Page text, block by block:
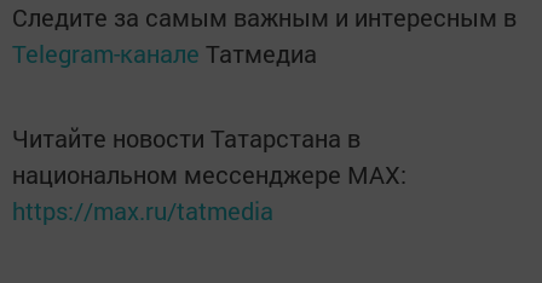
Следите за самым важным и интересным в
Telegram-канале Татмедиа
Читайте новости Татарстана в
национальном мессенджере MАХ:
https://max.ru/tatmedia